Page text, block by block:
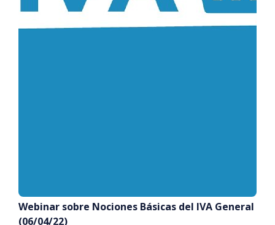
Webinar sobre Nociones Básicas del IVA General
(06/04/22)